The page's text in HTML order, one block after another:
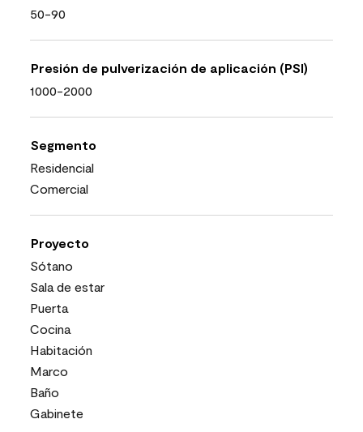
50-90
Presión de pulverización de aplicación (PSI)
1000-2000
Segmento
Residencial
Comercial
Proyecto
Sótano
Sala de estar
Puerta
Cocina
Habitación
Marco
Baño
Gabinete